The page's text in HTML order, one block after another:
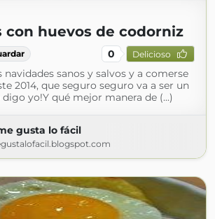
con huevos de codorniz
0 Delicioso
sanos y salvos y a comerse
2014, que seguro seguro va a ser un
digo yo!Y qué mejor manera de (...)
gusta lo fácil